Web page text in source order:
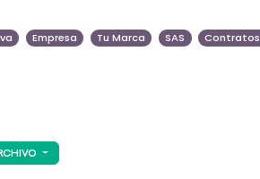
Empresa Tu Marca SAS Contratos